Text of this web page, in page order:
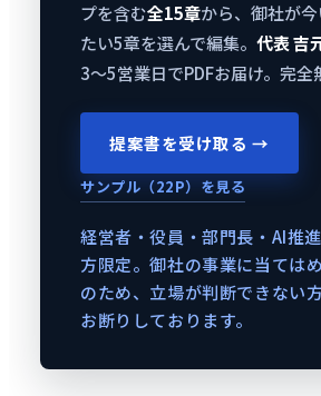
プを含む全15章から、御社が
たい5章を選んで編集。 代表 吉
3〜5営業日でPDFお届け。完全
提案書を受け取る →
サンプル（22P）を見る
経営者・役員・部門長・AI推
方限定。御社の事業に当ては
のため、立場が判断できない
お断りしております。